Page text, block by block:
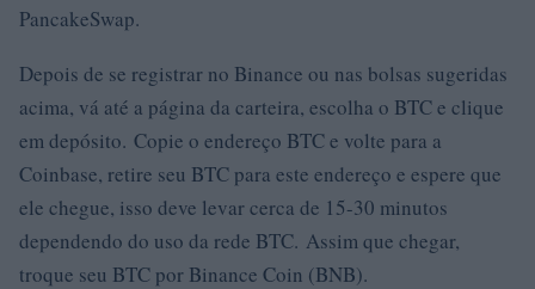
PancakeSwap.
Depois de se registrar no Binance ou nas bolsas sugeridas
acima, vá até a página da carteira, escolha o BTC e clique
em depósito. Copie o endereço BTC e volte para a
Coinbase, retire seu BTC para este endereço e espere que
ele chegue, isso deve levar cerca de 15-30 minutos
dependendo do uso da rede BTC. Assim que chegar,
troque seu BTC por Binance Coin (BNB).